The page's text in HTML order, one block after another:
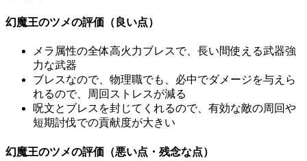
幻魔王のツメの評価（良い点）
メラ属性の全体高火力ブレスで、長い間使える武器強
力な武器
ブレスなので、物理職でも、必中でダメージを与えら
れるので、周回ストレスが減る
呪文とブレスを封じてくれるので、有効な敵の周回や
短期討伐での貢献度が大きい
幻魔王のツメの評価（悪い点・残念な点）